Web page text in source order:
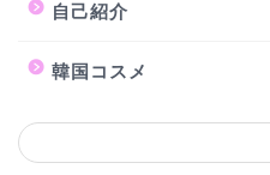
自己紹介
韓国コスメ